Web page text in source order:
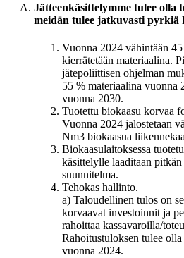
Jätteenkäsittelymme tulee olla
meidän tulee jatkuvasti pyrkiä
Vuonna 2024 vähintään
kierrätetään materiaalina.
jätepoliittisen ohjelman
55 % materiaalina vuonna
vuonna 2030.
Tuotettu biokaasu korvaa
Vuonna 2024 jalostetaan
Nm3 biokaasua
Biokaasulaitoksessa
käsittelylle laaditaan
suunnitelma.
Tehokas hallinto.
a) Taloudellinen tulos on
korvaavat investoinnit ja
rahoittaa kassavaroilla/
Rahoitustuloksen tulee
vuonna 2024.